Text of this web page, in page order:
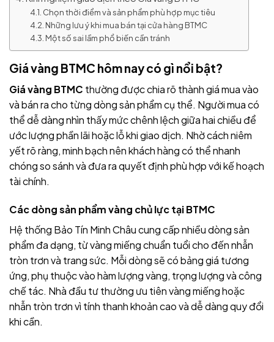
Chọn thời điểm và sản phẩm phù hợp mục tiêu
Những lưu ý khi mua bán tại cửa hàng BTMC
Một số sai lầm phổ biến cần tránh
Giá vàng BTMC hôm nay có gì nổi bật?
Giá vàng BTMC thường được chia rõ thành giá mua vào
và bán ra cho từng dòng sản phẩm cụ thể. Người mua có
thể dễ dàng nhìn thấy mức chênh lệch giữa hai chiều để
ước lượng phần lãi hoặc lỗ khi giao dịch. Nhờ cách niêm
yết rõ ràng, minh bạch nên khách hàng có thể nhanh
chóng so sánh và đưa ra quyết định phù hợp với kế hoạch
tài chính.
Các dòng sản phẩm vàng chủ lực tại BTMC
Hệ thống Bảo Tín Minh Châu cung cấp nhiều dòng sản
phẩm đa dạng, từ vàng miếng chuẩn tuổi cho đến nhẫn
tròn trơn và trang sức. Mỗi dòng sẽ có bảng giá tương
ứng, phụ thuộc vào hàm lượng vàng, trọng lượng và công
chế tác. Nhà đầu tư thường ưu tiên vàng miếng hoặc
nhẫn tròn trơn vì tính thanh khoản cao và dễ dàng quy đổi
khi cần.